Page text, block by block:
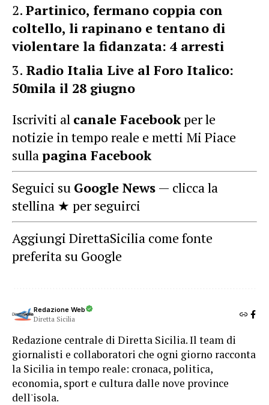
Partinico, fermano coppia con
coltello, li rapinano e tentano di
violentare la fidanzata: 4 arresti
Radio Italia Live al Foro Italico:
50mila il 28 giugno
Iscriviti al canale Facebookper le
notizie in tempo reale e metti Mi Piace
sullapagina Facebook
Seguici su Google News — clicca la
stellina ★ per seguirci
Aggiungi DirettaSicilia come fonte
preferita su Google
Redazione Web
Diretta Sicilia
Redazione centrale di Diretta Sicilia. Il team di
giornalisti e collaboratori che ogni giorno racconta
la Sicilia in tempo reale: cronaca, politica,
economia, sport e cultura dalle nove province
dell'isola.